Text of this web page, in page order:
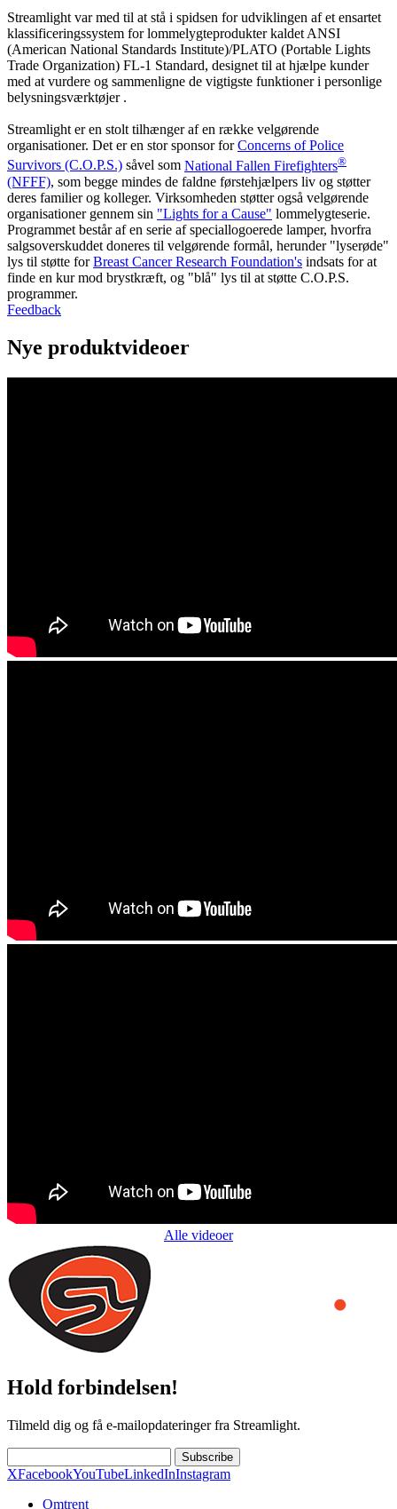
Streamlight var med til at stå i spidsen for udviklingen af et ensartet
klassificeringssystem for lommelygteprodukter kaldet ANSI
(American National Standards Institute)/PLATO (Portable Lights
Trade Organization) FL-1 Standard, designet til at hjælpe kunder
med at vurdere og sammenligne de vigtigste funktioner i personlige
belysningsværktøjer .
Streamlight er en stolt tilhænger af en række velgørende
organisationer. Det er en stor sponsor forConcerns of Police
Survivors (C.O.P.S.) såvel som National Fallen Firefighters®
(NFFF), som begge mindes de faldne førstehjælpers liv og støtter
deres familier og kolleger. Virksomheden støtter også velgørende
organisationer gennem sin "Lights for a Cause" lommelygteserie.
Programmet består af en serie af speciallogoerede lamper, hvorfra
salgsoverskuddet doneres til velgørende formål, herunder "lyserøde"
lys til støtte forBreast Cancer Research Foundation's indsats for at
finde en kur mod brystkræft, og "blå" lys til at støtte C.O.P.S.
programmer.
Feedback
Nye produktvideoer
Alle videoer
Hold forbindelsen!
Tilmeld dig og få e-mailopdateringer fra Streamlight.
Subscribe
XFacebookYouTubeLinkedInInstagram
Omtrent